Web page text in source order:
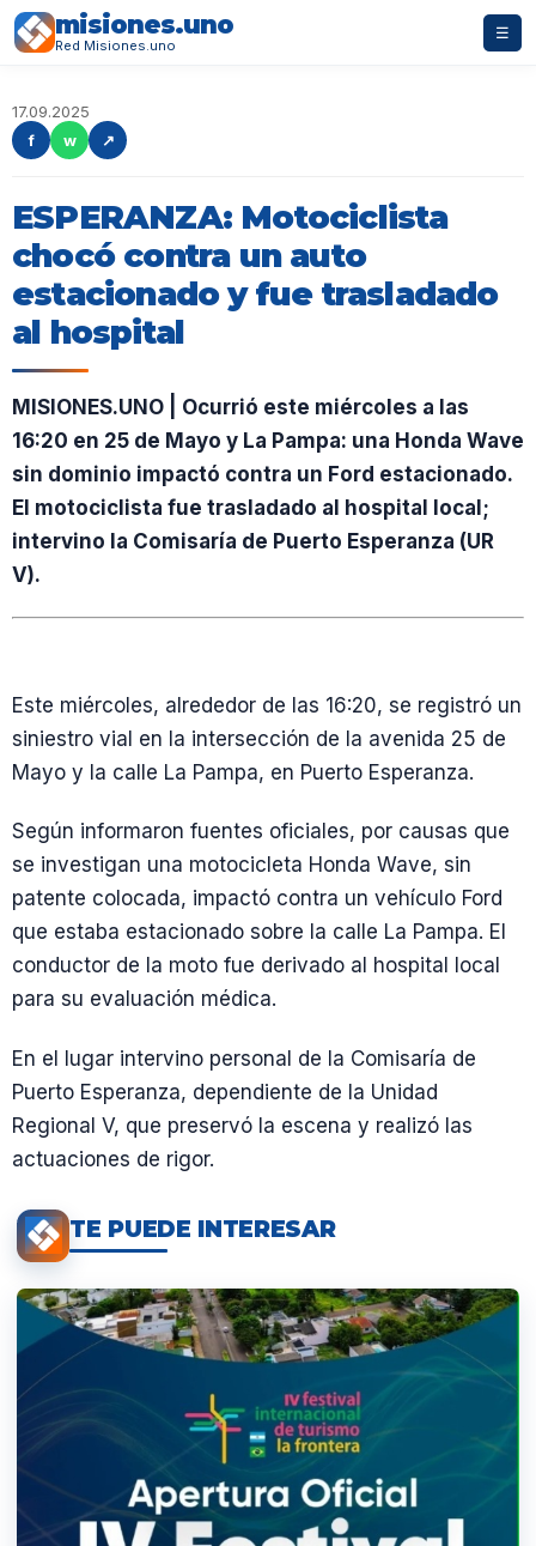
misiones.uno
Red Misiones.uno
☰
17.09.2025
f
w ↗
ESPERANZA: Motociclista
chocó contra un auto
estacionado y fue trasladado
al hospital
MISIONES.UNO | Ocurrió este miércoles a las
16:20 en 25 de Mayo y La Pampa: una Honda Wave
sin dominio impactó contra un Ford estacionado.
El motociclista fue trasladado al hospital local;
intervino la Comisaría de Puerto Esperanza (UR
V).
Este miércoles, alrededor de las 16:20, se registró un
siniestro vial en la intersección de la avenida 25 de
Mayo y la calle La Pampa, en Puerto Esperanza.
Según informaron fuentes oficiales, por causas que
se investigan una motocicleta Honda Wave, sin
patente colocada, impactó contra un vehículo Ford
que estaba estacionado sobre la calle La Pampa. El
conductor de la moto fue derivado al hospital local
para su evaluación médica.
En el lugar intervino personal de la Comisaría de
Puerto Esperanza, dependiente de la Unidad
Regional V, que preservó la escena y realizó las
actuaciones de rigor.
TE PUEDE INTERESAR